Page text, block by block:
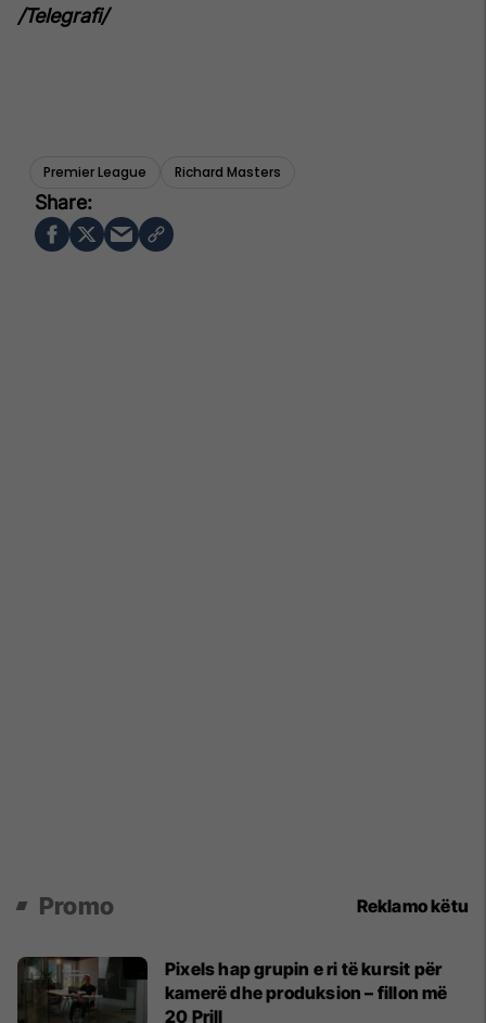
/Telegrafi/
Premier League Richard Masters
Promo Reklamo këtu
Pixels hap grupin e ri të kursit për
kamerë dhe produksion – fillon më
20 Prill